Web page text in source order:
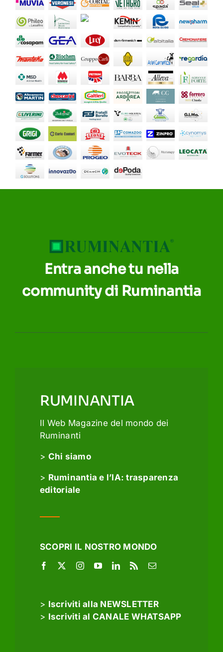
Entra anche tu nella
community di Ruminantia
RUMINANTIA
Il Web Magazine del mondo dei
Ruminanti
> Chi siamo
> Ruminantia e l’IA: trasparenza
editoriale
SCOPRI IL NOSTRO MONDO
> Iscriviti alla NEWSLETTER
> Iscriviti al CANALE WHATSAPP